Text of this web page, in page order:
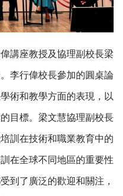
講座教授及協理副校長梁
李行偉校長參加的圓桌論
術和教學方面的表現，以
目標。梁文慧協理副校長
訓在技術和職業教育中的
在全球不同地區的重要性
到了廣泛的歡迎和關注，